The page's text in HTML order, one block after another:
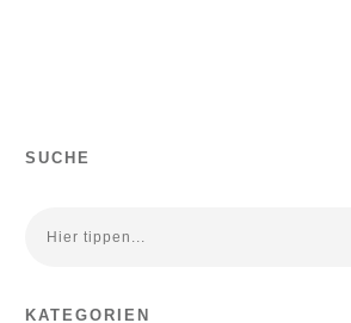
SUCHE
KATEGORIEN